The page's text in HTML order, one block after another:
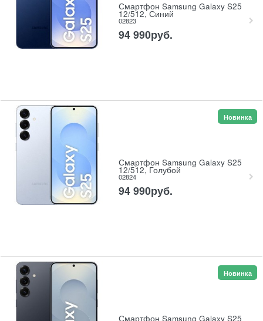
Смартфон Samsung Galaxy S25
12/512, Синий
02823
94 990руб.
Смартфон Samsung Galaxy S25
12/512, Голубой
02824
94 990руб.
Новинка
Смартфон Samsung Galaxy S25
Новинка